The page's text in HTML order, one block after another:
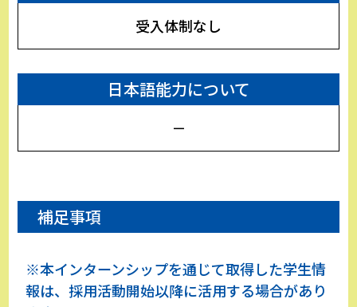
受入体制なし
日本語能力について
－
補足事項
※本インターンシップを通じて取得した学生情
報は、採用活動開始以降に活用する場合があり